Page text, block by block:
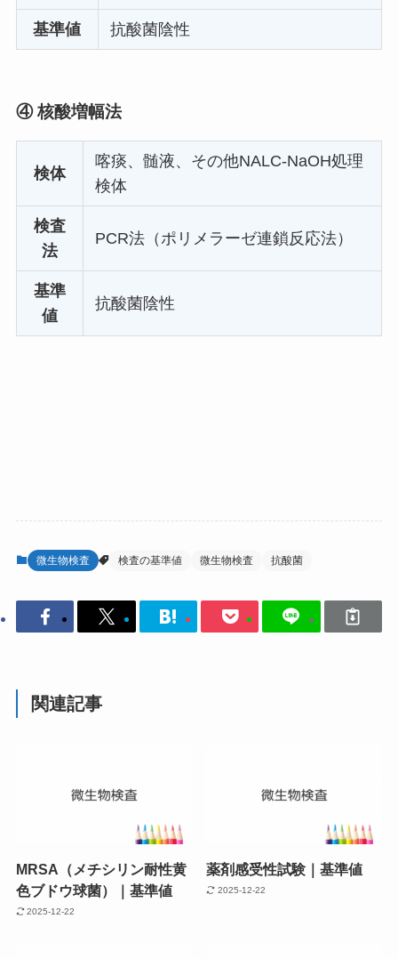
基準値 抗酸菌陰性
④ 核酸増幅法
検体
喀痰、髄液、その他NALC-NaOH処理
検体
検査
法
PCR法（ポリメラーゼ連鎖反応法）
基準
値
抗酸菌陰性
微生物検査 検査の基準値 微生物検査 抗酸菌
関連記事
MRSA（メチシリン耐性黄
色ブドウ球菌）｜基準値
2025-12-22
薬剤感受性試験｜基準値
2025-12-22